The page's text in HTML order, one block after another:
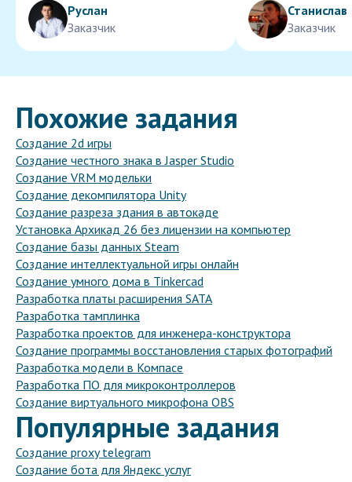
Руслан
Заказчик
Станислав
Заказчик
Похожие задания
Создание 2d игры
Создание честного знака в Jasper Studio
Создание VRM модельки
Создание декомпилятора Unity
Создание разреза здания в автокаде
Установка Архикад 26 без лицензии на компьютер
Создание базы данных Steam
Создание интеллектуальной игры онлайн
Создание умного дома в Tinkercad
Разработка платы расширения SATA
Разработка тамплинка
Разработка проектов для инженера-конструктора
Создание программы восстановления старых фотографий
Разработка модели в Компасе
Разработка ПО для микроконтроллеров
Создание виртуального микрофона OBS
Популярные задания
Создание proxy telegram
Создание бота для Яндекс услуг